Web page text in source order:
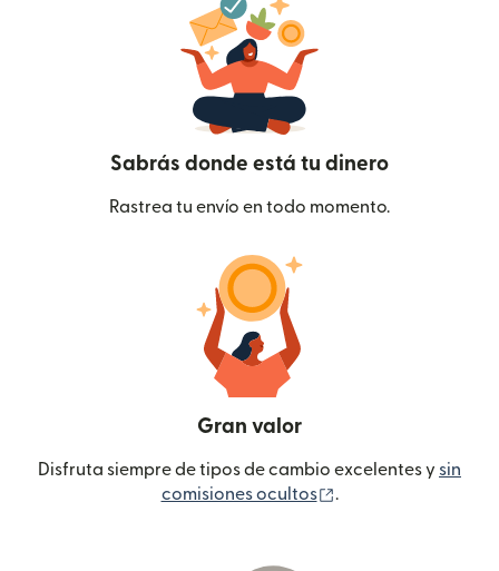
Sabrás donde está tu dinero
Rastrea tu envío en todo momento.
Gran valor
Disfruta siempre de tipos de cambio excelentes y sin
comisiones ocultos
.